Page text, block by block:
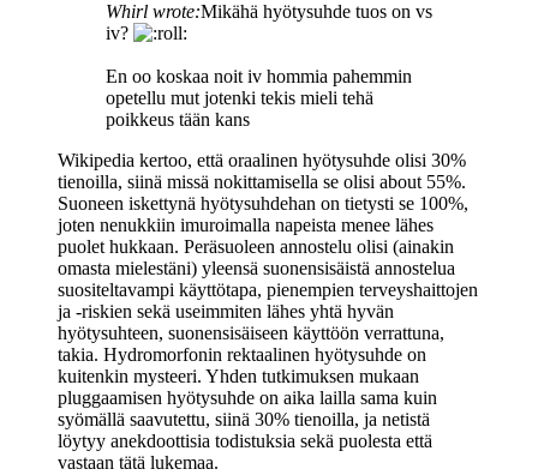
Whirl wrote:Mikähä hyötysuhde tuos on vs
iv?
En oo koskaa noit iv hommia pahemmin
opetellu mut jotenki tekis mieli tehä
poikkeus tään kans
Wikipedia kertoo, että oraalinen hyötysuhde olisi 30%
tienoilla, siinä missä nokittamisella se olisi about 55%.
Suoneen iskettynä hyötysuhdehan on tietysti se 100%,
joten nenukkiin imuroimalla napeista menee lähes
puolet hukkaan. Peräsuoleen annostelu olisi (ainakin
omasta mielestäni) yleensä suonensisäistä annostelua
suositeltavampi käyttötapa, pienempien terveyshaittojen
ja -riskien sekä useimmiten lähes yhtä hyvän
hyötysuhteen, suonensisäiseen käyttöön verrattuna,
takia. Hydromorfonin rektaalinen hyötysuhde on
kuitenkin mysteeri. Yhden tutkimuksen mukaan
pluggaamisen hyötysuhde on aika lailla sama kuin
syömällä saavutettu, siinä 30% tienoilla, ja netistä
löytyy anekdoottisia todistuksia sekä puolesta että
vastaan tätä lukemaa.